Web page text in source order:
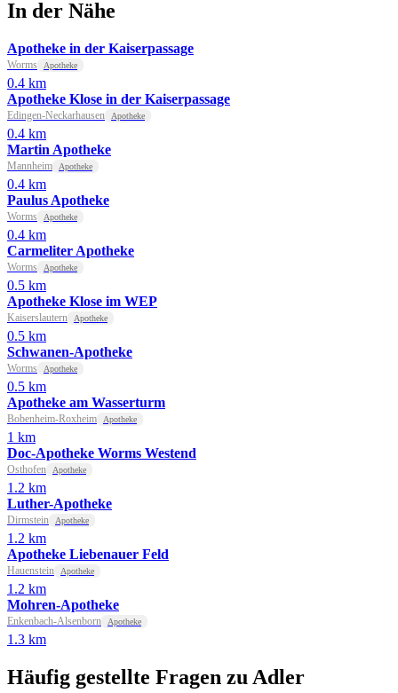
In der Nähe
Apotheke in der Kaiserpassage
Worms Apotheke
0.4 km
Apotheke Klose in der Kaiserpassage
Edingen-Neckarhausen Apotheke
0.4 km
Martin Apotheke
Mannheim Apotheke
0.4 km
Paulus Apotheke
Worms Apotheke
0.4 km
Carmeliter Apotheke
Worms Apotheke
0.5 km
Apotheke Klose im WEP
Kaiserslautern Apotheke
0.5 km
Schwanen-Apotheke
Worms Apotheke
0.5 km
Apotheke am Wasserturm
Bobenheim-Roxheim Apotheke
1 km
Doc-Apotheke Worms Westend
Osthofen Apotheke
1.2 km
Luther-Apotheke
Dirmstein Apotheke
1.2 km
Apotheke Liebenauer Feld
Hauenstein Apotheke
1.2 km
Mohren-Apotheke
Enkenbach-Alsenborn Apotheke
1.3 km
Häufig gestellte Fragen zu Adler